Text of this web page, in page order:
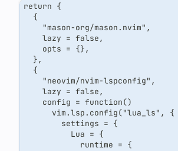
return {
  {
    "mason-org/mason.nvim",
    lazy = false,
    opts = {},
  },
  {
    "neovim/nvim-lspconfig",
    lazy = false,
    config = function()
      vim.lsp.config("lua_ls", {
        settings = {
          Lua = {
            runtime = {